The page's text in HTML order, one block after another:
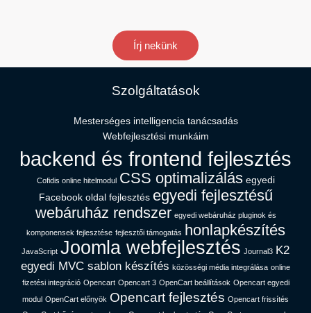
Írj nekünk
Szolgáltatások
Mesterséges intelligencia tanácsadás​
Webfejlesztési munkáim
backend és frontend fejlesztés
Cofidis online hitelmodul CSS optimalizálás egyedi
Facebook oldal fejlesztés egyedi fejlesztésű
webáruház rendszer egyedi webáruház pluginok és
komponensek fejlesztése fejlesztői támogatás honlapkészítés
JavaScript Joomla webfejlesztés Journal3 K2
egyedi MVC sablon készítés közösségi média integrálása online
fizetési integráció Opencart Opencart 3 OpenCart beállítások Opencart egyedi
modul OpenCart előnyök Opencart fejlesztés Opencart frissítés